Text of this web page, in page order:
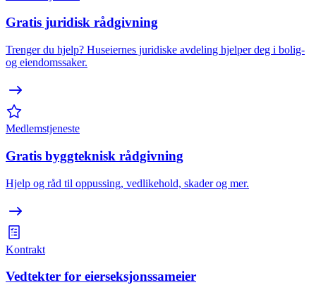
Gratis juridisk rådgivning
Trenger du hjelp? Huseiernes juridiske avdeling hjelper deg i bolig-
og eiendomssaker.
Medlemstjeneste
Gratis byggteknisk rådgivning
Hjelp og råd til oppussing, vedlikehold, skader og mer.
Kontrakt
Vedtekter for eierseksjonssameier